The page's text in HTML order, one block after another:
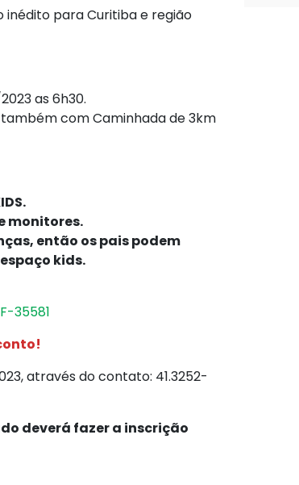
inédito para Curitiba e região
as 6h30.
com Caminhada de 3km
monitores.
então os pais podem
kids.
35581
através do contato: 41.3252-
deverá fazer a inscrição